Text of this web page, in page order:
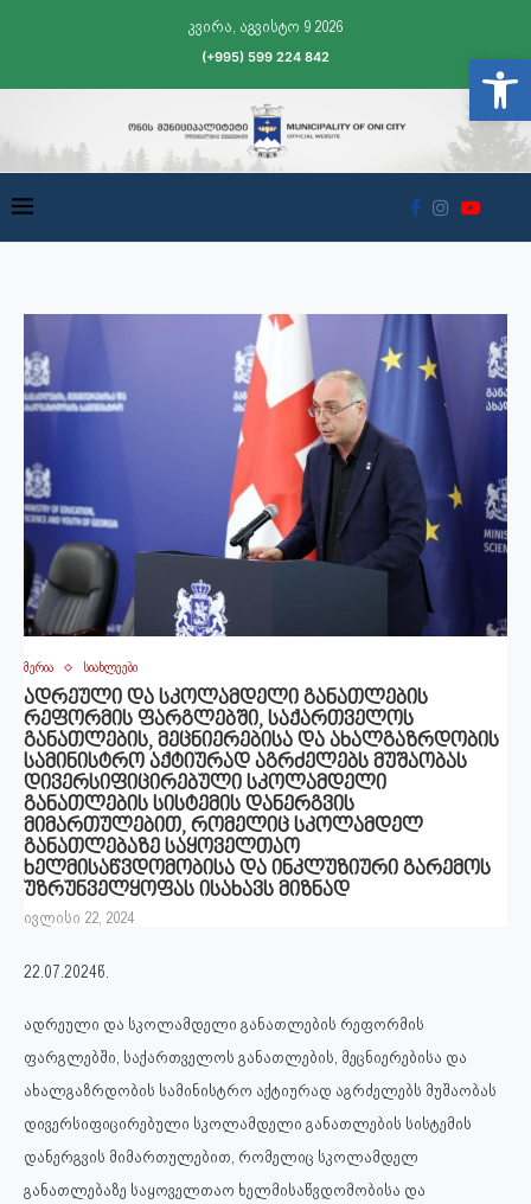
კვირა, აგვისტო 9 2026
(+995) 599 224 842
მერია სიახლეები
ადრეული და სკოლამდელი განათლების
რეფორმის ფარგლებში, საქართველოს
განათლების, მეცნიერებისა და ახალგაზრდობის
სამინისტრო აქტიურად აგრძელებს მუშაობას
დივერსიფიცირებული სკოლამდელი
განათლების სისტემის დანერგვის
მიმართულებით, რომელიც სკოლამდელ
განათლებაზე საყოველთაო
ხელმისაწვდომობისა და ინკლუზიური გარემოს
უზრუნველყოფას ისახავს მიზნად
ივლისი 22, 2024
22.07.2024წ.
ადრეული და სკოლამდელი განათლების რეფორმის
ფარგლებში, საქართველოს განათლების, მეცნიერებისა და
ახალგაზრდობის სამინისტრო აქტიურად აგრძელებს მუშაობას
დივერსიფიცირებული სკოლამდელი განათლების სისტემის
დანერგვის მიმართულებით, რომელიც სკოლამდელ
განათლებაზე საყოველთაო ხელმისაწვდომობისა და